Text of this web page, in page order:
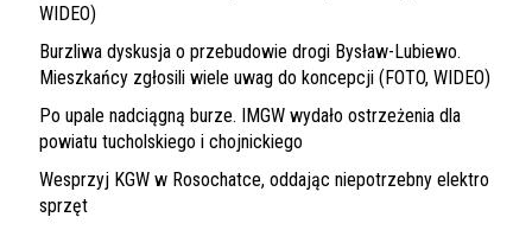
WIDEO)
Burzliwa dyskusja o przebudowie drogi Bysław-Lubiewo.
Mieszkańcy zgłosili wiele uwag do koncepcji (FOTO, WIDEO)
Po upale nadciągną burze. IMGW wydało ostrzeżenia dla
powiatu tucholskiego i chojnickiego
Wesprzyj KGW w Rosochatce, oddając niepotrzebny elektro
sprzęt